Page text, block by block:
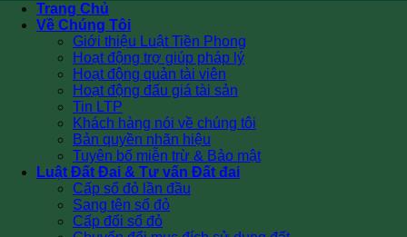
Trang Chủ
Về Chúng Tôi
Giới thiệu Luật Tiền Phong
Hoạt động trợ giúp pháp lý
Hoạt động quản tài viên
Hoạt động đấu giá tài sản
Tin LTP
Khách hàng nói về chúng tôi
Bản quyền nhãn hiệu
Tuyên bố miễn trừ & Bảo mật
Luật Đất Đai & Tư vấn Đất đai
Cấp sổ đỏ lần đầu
Sang tên sổ đỏ
Cấp đổi sổ đỏ